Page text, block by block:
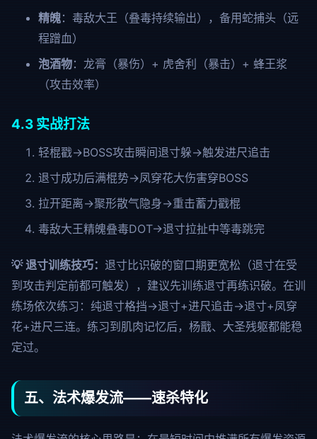
精魄：毒敌大王（叠毒持续输出），备用蛇捕头（远
程蹭血）
泡酒物：龙膏（暴伤）+ 虎舍利（暴击）+ 蜂王浆
（攻击效率）
4.3 实战打法
轻棍戳→BOSS攻击瞬间退寸躲→触发进尺追击
退寸成功后满棍势→凤穿花大伤害穿BOSS
拉开距离→聚形散气隐身→重击蓄力戳棍
毒敌大王精魄叠毒DOT→退寸拉扯中等毒跳完
💡 退寸训练技巧： 退寸比识破的窗口期更宽松（退寸在受
到攻击判定前都可触发），建议先训练退寸再练识破。在训
练场依次练习：纯退寸格挡→退寸+进尺追击→退寸+凤穿
花+进尺三连。练习到肌肉记忆后，杨戬、大圣残躯都能稳
定过。
五、法术爆发流——速杀特化